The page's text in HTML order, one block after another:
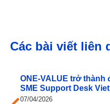
Các bài viết liên
ONE‑VALUE trở
SME Support Desk
07/04/2026